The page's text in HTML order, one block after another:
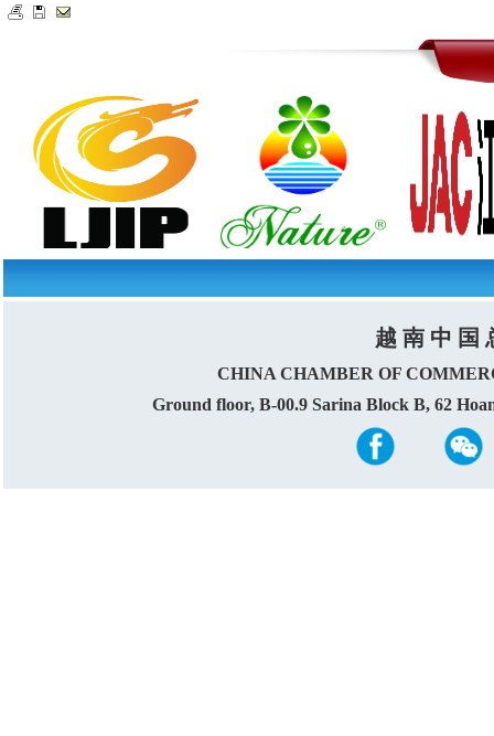
越 南 中 国
CHINA CHAMBER OF
Ground floor, B-00.9 Sarina Block B, 62